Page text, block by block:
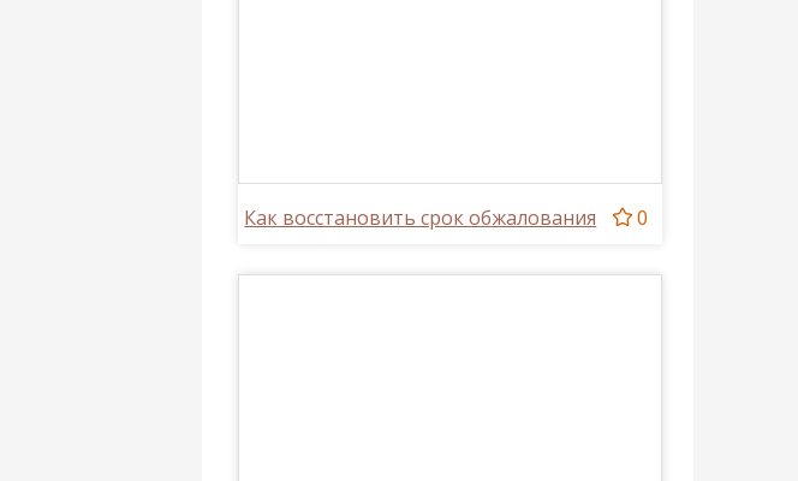
Как восстановить срок обжалования 0